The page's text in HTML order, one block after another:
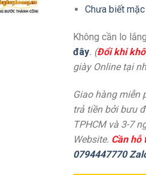
Chưa biết
Không cần lo
đây. (Đổi khi
giày Online tại
Giao hàng miễn
trả tiền bởi bưu
TPHCM và 3-7
Website. Cần hỗ
0794447770